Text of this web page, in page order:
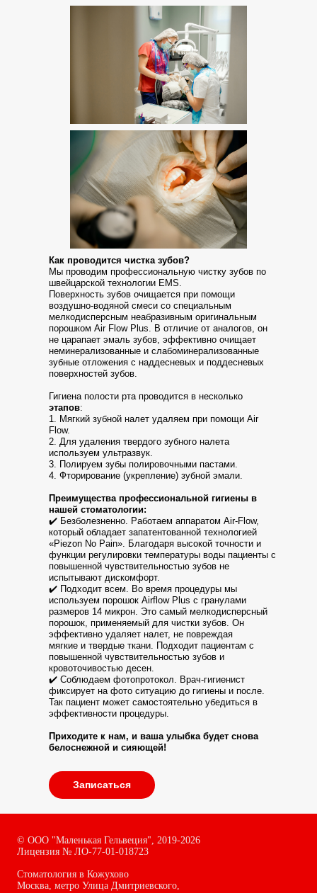
Записаться
Как проводится чистка зубов?
Мы проводим профессиональную чистку зубов по
швейцарской технологии EMS.
Поверхность зубов очищается при помощи
воздушно-водяной смеси со специальным
мелкодисперсным неабразивным оригинальным
порошком Air Flow Plus. В отличие от аналогов, он
не царапает эмаль зубов, эффективно очищает
неминерализованные и слабоминерализованные
зубные отложения с наддесневых и поддесневых
поверхностей зубов.
Гигиена полости рта проводится в несколько
этапов:
1. Мягкий зубной налет удаляем при помощи Air
Flow.
2. Для удаления твердого зубного налета
используем ультразвук.
3. Полируем зубы полировочными пастами.
4. Фторирование (укрепление) зубной эмали.
Преимущества профессиональной гигиены в
нашей стоматологии:
✔️ Безболезненно. Работаем аппаратом Air-Flow,
который обладает запатентованной технологией
«Piezon No Pain». Благодаря высокой точности и
функции регулировки температуры воды пациенты с
повышенной чувствительностью зубов не
испытывают дискомфорт.
✔️ Подходит всем. Во время процедуры мы
используем порошок Airflow Plus с гранулами
размеров 14 микрон. Это самый мелкодисперсный
порошок, применяемый для чистки зубов. Он
эффективно удаляет налет, не повреждая
мягкие и твердые ткани. Подходит пациентам с
повышенной чувствительностью зубов и
кровоточивостью десен.
✔️ Соблюдаем фотопротокол. Врач-гигиенист
фиксирует на фото ситуацию до гигиены и после.
Так пациент может самостоятельно убедиться в
эффективности процедуры.
Приходите к нам, и ваша улыбка будет снова
белоснежной и сияющей!
© ООО "Маленькая Гельвеция", 2019-2026
Лицензия № ЛО-77-01-018723
Стоматология в Кожухово
Москва, метро Улица Дмитриевского,